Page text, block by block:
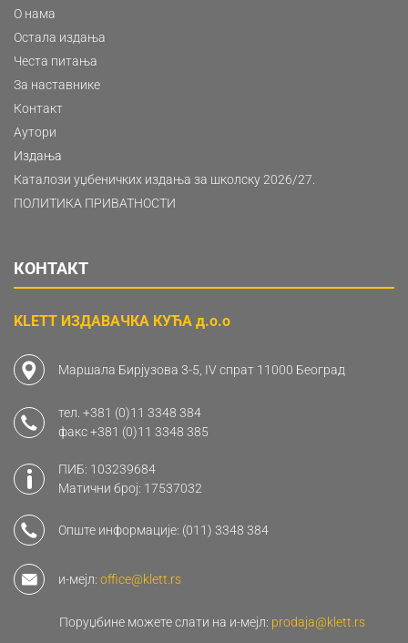
О нама
Остала издања
Честа питања
За наставнике
Контакт
Аутори
Издања
Каталози уџбеничких издања за школску 2026/27.
ПОЛИТИКА ПРИВАТНОСТИ
КОНТАКТ
KLETT ИЗДАВАЧКА КУЋА д.о.о
Маршала Бирјузова 3-5, IV спрат 11000 Београд
тел. +381 (0)11 3348 384
факс+381 (0)11 3348 385
ПИБ: 103239684
Матични број: 17537032
Опште информације: (011) 3348 384
и-мејл: office@klett.rs
Поруџбине можете слати на и-мејл: prodaja@klett.rs